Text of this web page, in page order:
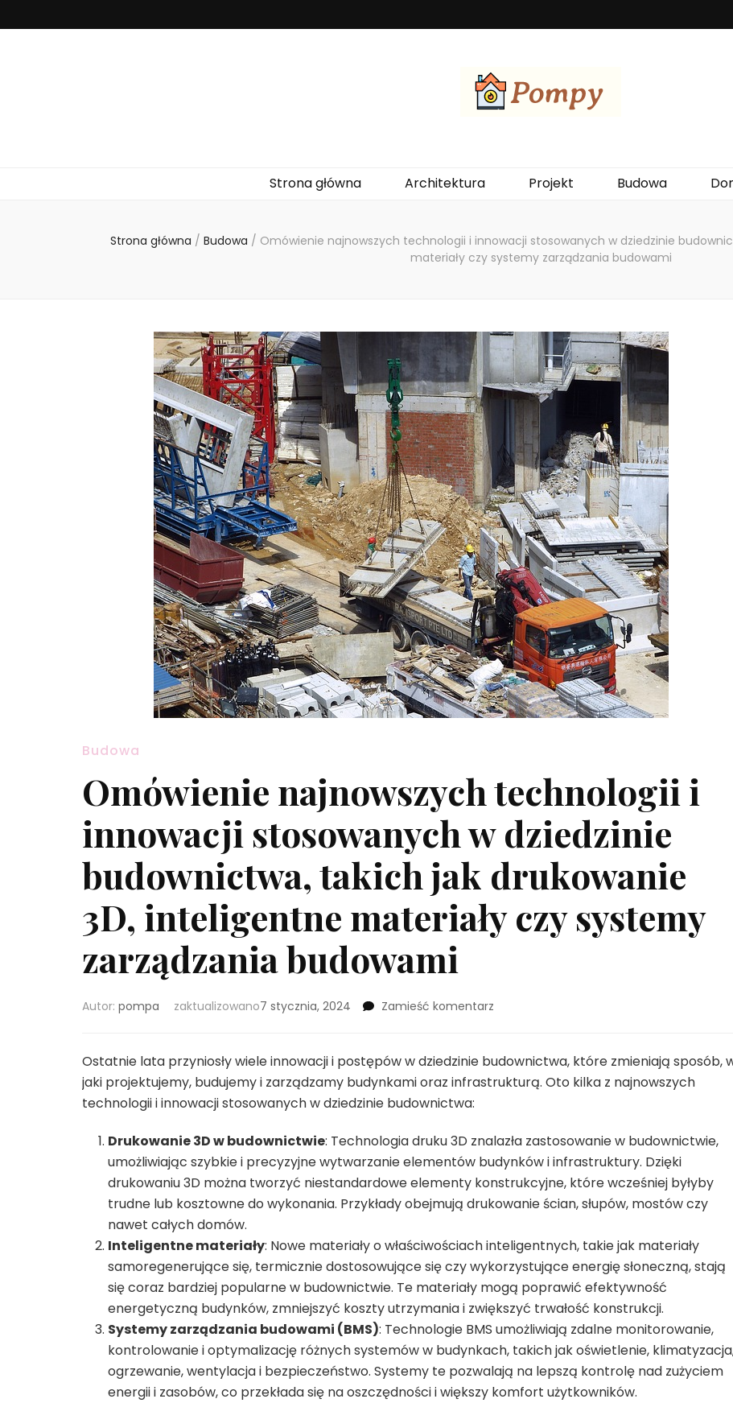
Strona główna Architektura Projekt Budowa
Strona główna / Budowa / Omówienie najnowszych technologii i innowacji stosowanych w dziedzinie
materiały czy systemy zarządzania budowami
Budowa
Omówienie najnowszych technologii i
innowacji stosowanych w dziedzinie
budownictwa, takich jak drukowanie
3D, inteligentne materiały czy systemy
zarządzania budowami
Autor: pompa zaktualizowano7 stycznia, 2024 Zamieść komentarz
najnowszych
technologii
i
w
dziedzinie
budownictwa,
takich
jak
3D,
inteligentne
materiały
czy
systemy
zarządzania
budowami
Ostatnie lata przyniosły wiele innowacji i postępów w dziedzinie budownictwa, które zmieniają sposób,
jaki projektujemy, budujemy i zarządzamy budynkami oraz infrastrukturą. Oto kilka z najnowszych
technologii i innowacji stosowanych w dziedzinie budownictwa:
Drukowanie 3D w budownictwie: Technologia druku 3D znalazła zastosowanie w budownictwie,
umożliwiając szybkie i precyzyjne wytwarzanie elementów budynków i infrastruktury. Dzięki
drukowaniu 3D można tworzyć niestandardowe elementy konstrukcyjne, które wcześniej byłyby
trudne lub kosztowne do wykonania. Przykłady obejmują drukowanie ścian, słupów, mostów czy
nawet całych domów.
Inteligentne materiały: Nowe materiały o właściwościach inteligentnych, takie jak materiały
samoregenerujące się, termicznie dostosowujące się czy wykorzystujące energię słoneczną, stają
się coraz bardziej popularne w budownictwie. Te materiały mogą poprawić efektywność
energetyczną budynków, zmniejszyć koszty utrzymania i zwiększyć trwałość konstrukcji.
Systemy zarządzania budowami (BMS): Technologie BMS umożliwiają zdalne monitorowanie,
kontrolowanie i optymalizację różnych systemów w budynkach, takich jak oświetlenie,
ogrzewanie, wentylacja i bezpieczeństwo. Systemy te pozwalają na lepszą kontrolę nad zużyciem
energii i zasobów, co przekłada się na oszczędności i większy komfort użytkowników.